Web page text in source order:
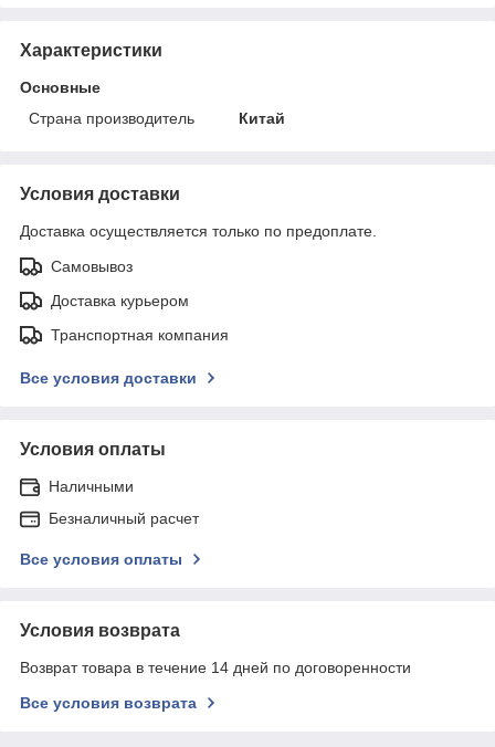
Характеристики
Основные
Страна производитель
Китай
Условия доставки
Доставка осуществляется только по предоплате.
Самовывоз
Доставка курьером
Транспортная компания
Все условия доставки
Условия оплаты
Наличными
Безналичный расчет
Все условия оплаты
Условия возврата
Возврат товара в течение 14 дней по договоренности
Все условия возврата